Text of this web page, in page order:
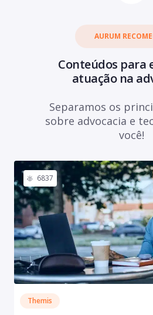
AURUM
Conteúdos para
atuação na
Separamos os
sobre advocacia e
você!
6837
Themis